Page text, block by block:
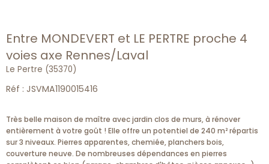
Entre MONDEVERT et LE PERTRE proche 4
voies axe Rennes/Laval
Le Pertre (35370)
Réf : JSVMA1190015416
Très belle maison de maître avec jardin clos de murs, à rénover
entièrement à votre goût ! Elle offre un potentiel de 240 m² répartis
sur 3 niveaux. Pierres apparentes, chemiée, planchers bois,
couverture neuve. De nombreuses dépendances en pierres